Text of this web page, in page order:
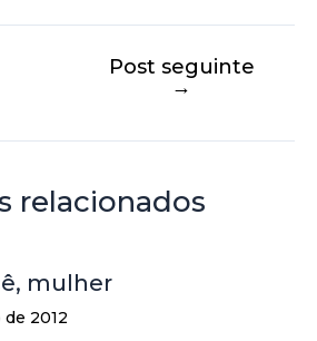
Post seguinte
→
relacionados
mulher
2012